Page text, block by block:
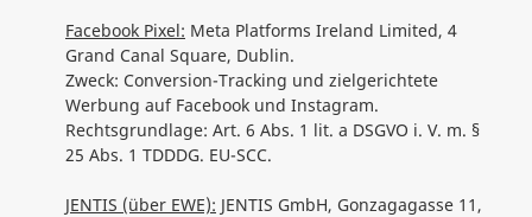
Facebook Pixel: Meta Platforms Ireland Limited, 4
Grand Canal Square, Dublin.
Zweck: Conversion-Tracking und zielgerichtete
Werbung auf Facebook und Instagram.
Rechtsgrundlage: Art. 6 Abs. 1 lit. a DSGVO i. V. m. §
25 Abs. 1 TDDDG. EU-SCC.
JENTIS (über EWE): JENTIS GmbH, Gonzagagasse 11,